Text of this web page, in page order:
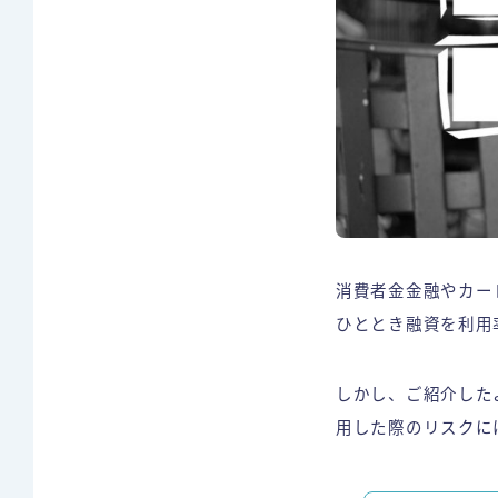
消費者金金融やカ
ひととき融資を利
しかし、ご紹介し
用した際のリスク